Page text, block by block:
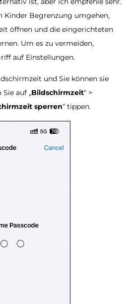
Kinder Begrenzung umgehen,
öffnen und die eingerichteten
Um es zu vermeiden,
auf Einstellungen.
und Sie können sie
auf „Bildschirmzeit“ >
sperren“ tippen.